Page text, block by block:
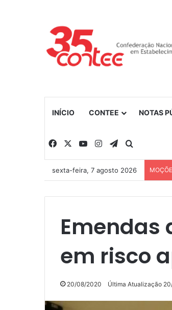
INÍCIO CONTEE NOTAS
Facebook YouTubeInstagramTelegram
sexta-feira, 7 agosto 2026
Emendas
em risco
20/08/2020 Última Atualização